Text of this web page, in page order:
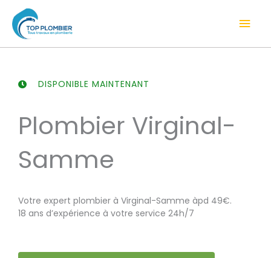
contenu
DISPONIBLE MAINTENANT
Plombier Virginal-
Samme
Votre expert plombier à Virginal-Samme àpd 49€.
18 ans d’expérience à votre service 24h/7